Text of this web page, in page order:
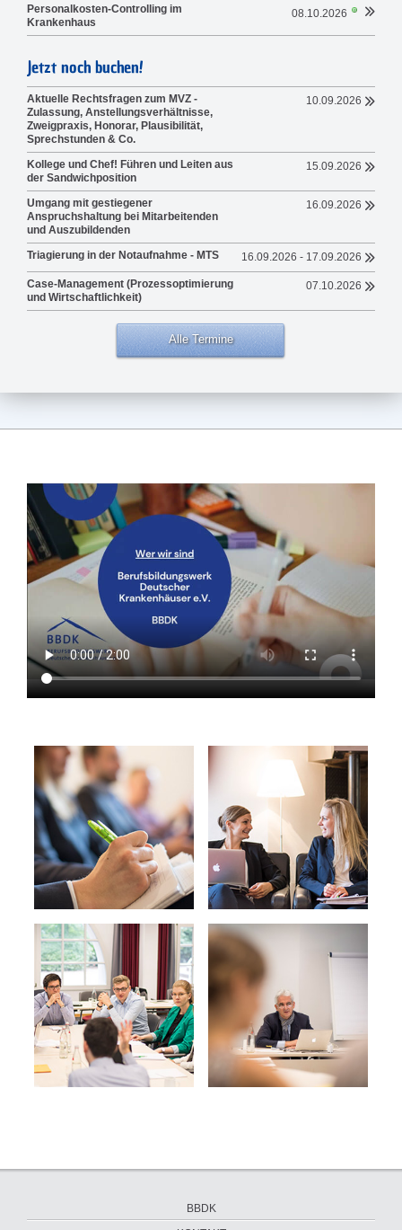
Personalkosten-Controlling im
Krankenhaus
08.10.2026
Jetzt noch buchen!
Aktuelle Rechtsfragen zum MVZ -
Zulassung, Anstellungsverhältnisse,
Zweigpraxis, Honorar, Plausibilität,
Sprechstunden & Co.
10.09.2026
Kollege und Chef! Führen und Leiten aus
der Sandwichposition
15.09.2026
Umgang mit gestiegener
Anspruchshaltung bei Mitarbeitenden
und Auszubildenden
16.09.2026
Triagierung in der Notaufnahme - MTS 16.09.2026 - 17.09.2026
Case-Management (Prozessoptimierung
und Wirtschaftlichkeit)
07.10.2026
Alle Termine
überspringen
BBDK